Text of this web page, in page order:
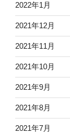
2022年1月
2021年12月
2021年11月
2021年10月
2021年9月
2021年8月
2021年7月